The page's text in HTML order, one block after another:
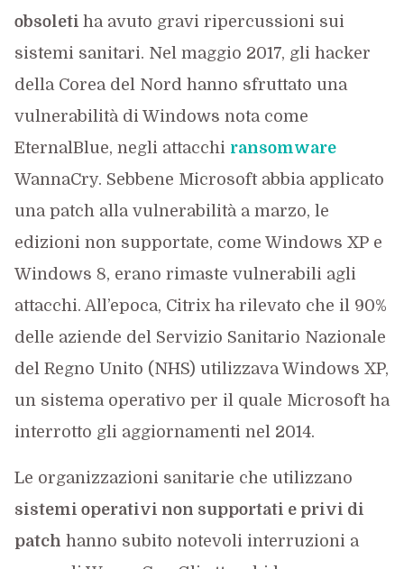
obsoleti ha avuto gravi ripercussioni sui
sistemi sanitari. Nel maggio 2017, gli hacker
della Corea del Nord hanno sfruttato una
vulnerabilità di Windows nota come
EternalBlue, negli attacchi ransomware
WannaCry. Sebbene Microsoft abbia applicato
una patch alla vulnerabilità a marzo, le
edizioni non supportate, come Windows XP e
Windows 8, erano rimaste vulnerabili agli
attacchi. All’epoca, Citrix ha rilevato che il 90%
delle aziende del Servizio Sanitario Nazionale
del Regno Unito (NHS) utilizzava Windows XP,
un sistema operativo per il quale Microsoft ha
interrotto gli aggiornamenti nel 2014.
Le organizzazioni sanitarie che utilizzano
sistemi operativi non supportati e privi di
patch hanno subito notevoli interruzioni a